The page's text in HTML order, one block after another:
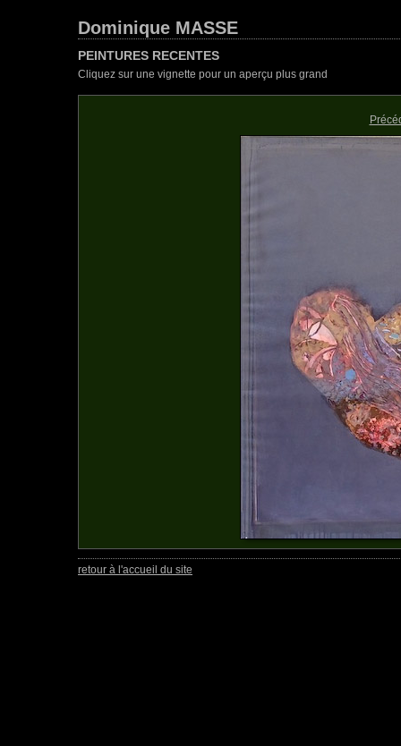
Dominique MASSE
PEINTURES RECENTES
Cliquez sur une vignette pour un aperçu plus grand
retour à l'accueil du site